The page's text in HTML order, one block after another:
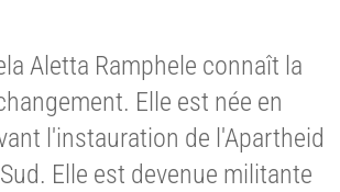
Aletta Ramphele connaît la
Elle est née en
l'instauration de l'Apartheid
Elle est devenue militante